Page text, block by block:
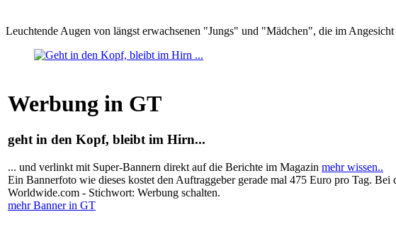
Leuchtende Augen von längst erwachsenen "Jungs" und "Mädchen", die im
Werbung in GT
geht in den Kopf, bleibt im Hirn...
... und verlinkt mit Super-Bannern direkt auf die Berichte im Magazin mehr wissen..
Ein Bannerfoto wie dieses kostet den Auftraggeber gerade mal 475 Euro pro Tag.
Worldwide.com - Stichwort: Werbung schalten.
mehr Banner in GT